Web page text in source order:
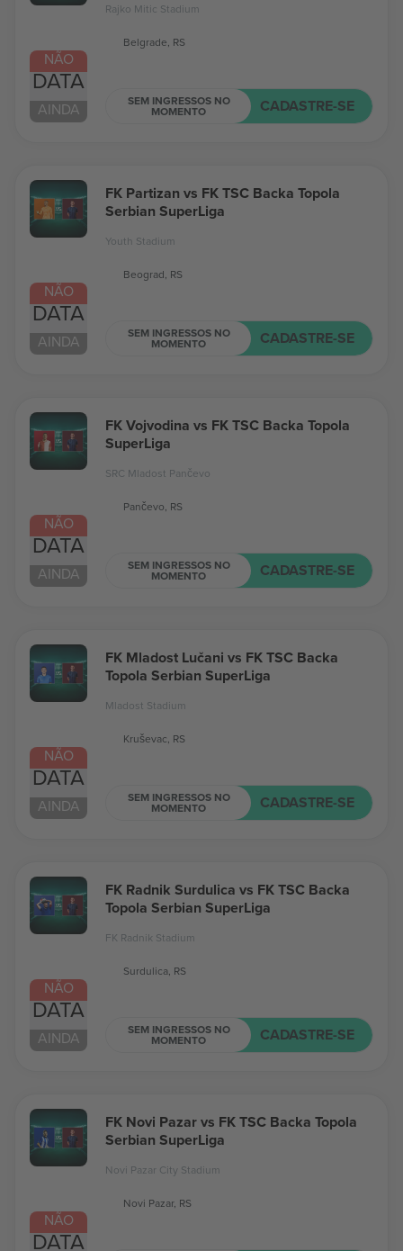
NÃO
DATA
AINDA
Rajko Mitic Stadium
Belgrade, RS
SEM INGRESSOS NO
MOMENTO CADASTRE-SE
NÃO
DATA
AINDA
FK Partizan vs FK TSC Backa Topola
Serbian SuperLiga
Youth Stadium
Beograd, RS
SEM INGRESSOS NO
MOMENTO CADASTRE-SE
NÃO
DATA
AINDA
FK Vojvodina vs FK TSC Backa Topola
SuperLiga
SRC Mladost Pančevo
Pančevo, RS
SEM INGRESSOS NO
MOMENTO CADASTRE-SE
NÃO
DATA
AINDA
FK Mladost Lučani vs FK TSC Backa
Topola Serbian SuperLiga
Mladost Stadium
Kruševac, RS
SEM INGRESSOS NO
MOMENTO CADASTRE-SE
NÃO
DATA
AINDA
FK Radnik Surdulica vs FK TSC Backa
Topola Serbian SuperLiga
FK Radnik Stadium
Surdulica, RS
SEM INGRESSOS NO
MOMENTO CADASTRE-SE
NÃO
DATA
FK Novi Pazar vs FK TSC Backa Topola
Serbian SuperLiga
Novi Pazar City Stadium
Novi Pazar, RS